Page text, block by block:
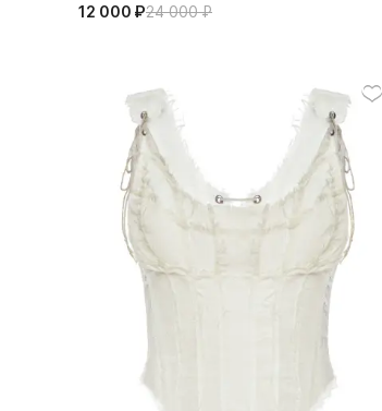
12 000⁠ ⁠₽24 000⁠ ⁠₽